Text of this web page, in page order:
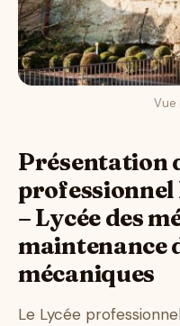
Vue
Présentation
professionnel
– Lycée des
maintenance
mécaniques
Le Lycée